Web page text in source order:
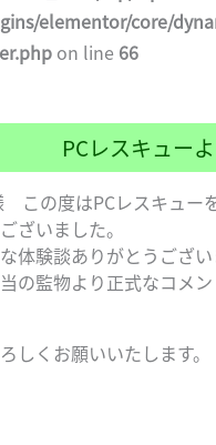
elementor/core/
on line 66
PCレスキュー
この度はPCレスキュー
ざいました。
体験談ありがとうござい
の監物より正式なコメ
しくお願いいたします。